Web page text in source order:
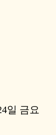
일 금요